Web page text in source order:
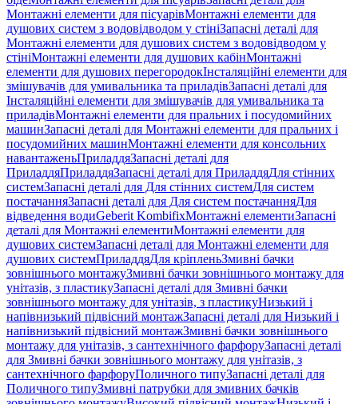
Монтажні елементи для пісуарівМонтажні елементи для
душових систем з водовідводом у стініЗапасні деталі для
Монтажні елементи для душових систем з водовідводом у
стініМонтажні елементи для душових кабінМонтажні
елементи для душових перегородокІнсталяційні елементи для
змішувачів для умивальника та приладівЗапасні деталі для
Інсталяційні елементи для змішувачів для умивальника та
приладівМонтажні елементи для пральних і посудомийних
машинЗапасні деталі для Монтажні елементи для пральних і
посудомийних машинМонтажні елементи для консольних
навантаженьПриладдяЗапасні деталі для
ПриладдяПриладдяЗапасні деталі для ПриладдяДля стінних
системЗапасні деталі для Для стінних системДля систем
постачанняЗапасні деталі для Для систем постачанняДля
відведення водиGeberit KombifixМонтажні елементиЗапасні
деталі для Монтажні елементиМонтажні елементи для
душових системЗапасні деталі для Монтажні елементи для
душових системПриладдяДля кріпленьЗмивні бачки
зовнішнього монтажуЗмивні бачки зовнішнього монтажу для
унітазів, з пластикуЗапасні деталі для Змивні бачки
зовнішнього монтажу для унітазів, з пластикуНизький і
напівнизький підвісний монтажЗапасні деталі для Низький і
напівнизький підвісний монтажЗмивні бачки зовнішнього
монтажу для унітазів, з сантехнічного фарфоруЗапасні деталі
для Змивні бачки зовнішнього монтажу для унітазів, з
сантехнічного фарфоруПоличного типуЗапасні деталі для
Поличного типуЗмивні патрубки для змивних бачків